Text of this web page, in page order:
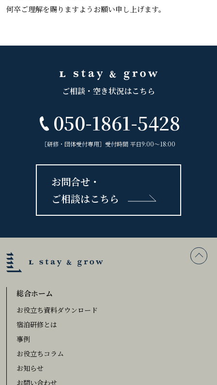
何卒ご理解を賜りますようお願い申し上げます。
ご相談・空き状況はこちら
050-1861-5428
［研修・団体受付専用］受付時間 平日9:00〜18:00
お問合せ・
ご相談はこちら
総合ホーム
お役立ち資料ダウンロード
宿泊研修とは
事例
お役立ちコラム
お知らせ
お問い合わせ